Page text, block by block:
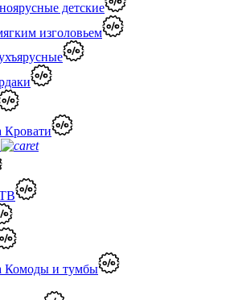
детские
изголовьем
Кровати
Комоды и тумбы